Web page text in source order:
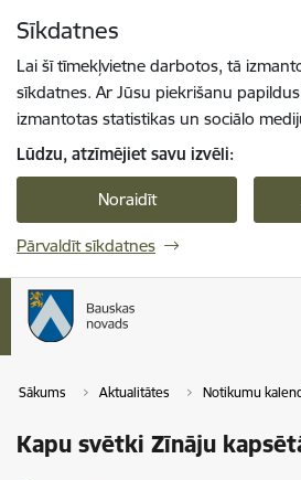
Sīkdatnes
Lai šī tīmekļvietne darbotos, tā
sīkdatnes. Ar Jūsu piekrišanu
izmantotas statistikas un sociālo
Lūdzu, atzīmējiet savu izvēli:
Noraidīt
Pārvaldīt sīkdatnes
Sākums Aktualitātes Notikumu
Kapu svētki Zīnāju